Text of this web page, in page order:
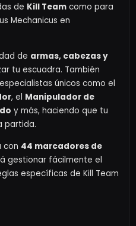
de Kill Team como para
Mechanicus en
de armas, cabezas y
tu escuadra. También
únicos como el
, el Manipulador de
y más, haciendo que tu
partida.
con 44 marcadores de
gestionar fácilmente el
específicas de Kill Team